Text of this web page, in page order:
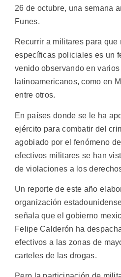
26 de octubre, una semana
Funes.
Recurrir a militares para
específicas policiales es un
venido observando en
latinoamericanos, como en
entre otros.
En países donde se le ha
ejército para combatir del
agobiado por el fenómeno
efectivos militares se han
de violaciones a los
Un reporte de este año
organización
señala que el gobierno
Felipe Calderón ha
efectivos a las zonas de
carteles de las drogas.